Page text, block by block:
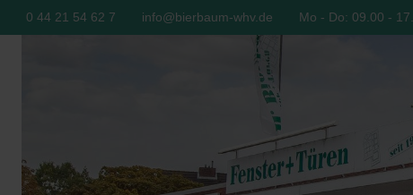
0 44 21 54 62 7 info@bierbaum-whv.de Mo - Do: 09.00 -